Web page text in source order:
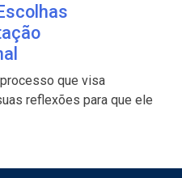
que visa
reflexões para que ele